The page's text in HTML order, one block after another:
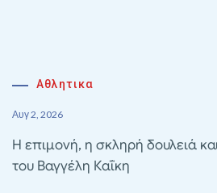
Αθλητικα
Αυγ 2, 2026
Η επιμονή, η σκληρή δουλειά
του Βαγγέλη Καΐκη